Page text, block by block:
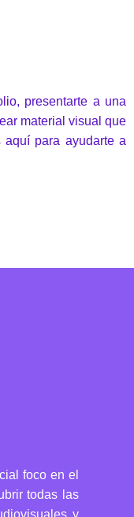
presentarte a una
material visual que
aquí para ayudarte a
foco en el
todas las